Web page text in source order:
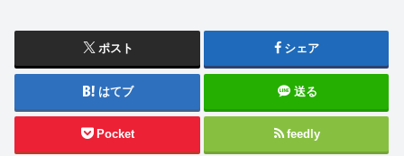
ポスト シェア
はてブ 送る
Pocket feedly